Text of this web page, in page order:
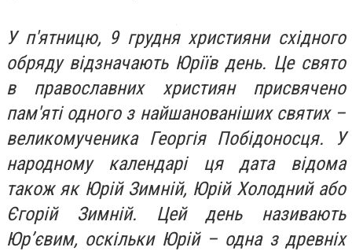
У п'ятницю, 9 грудня християни східного
обряду відзначають Юріїв день. Це свято
в православних християн присвячено
пам'яті одного з найшанованіших святих –
великомученика Георгія Побідоносця. У
народному календарі ця дата відома
також як Юрій Зимній, Юрій Холодний або
Єгорій Зимній. Цей день називають
Юр’євим, оскільки Юрій – одна з древніх